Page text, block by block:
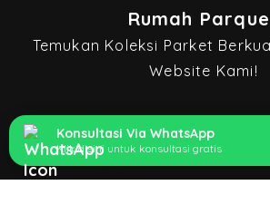
Konsultasi Via WhatsApp
Klik disini untuk konsultasi gratis
Rumah
Temukan Koleksi Parket
Website Kami!
Quick Links
Beranda